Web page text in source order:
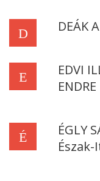
D DEÁK
E
EDVI
É
ÉGLY